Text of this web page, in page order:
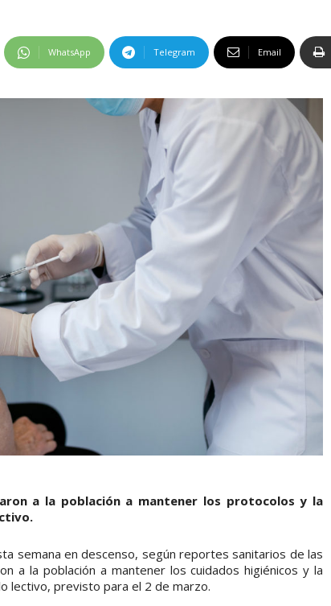
WhatsApp Telegram Email
a la población a mantener los protocolos y la
semana en descenso, según reportes sanitarios de las
a la población a mantener los cuidados higiénicos y la
lectivo, previsto para el 2 de marzo.